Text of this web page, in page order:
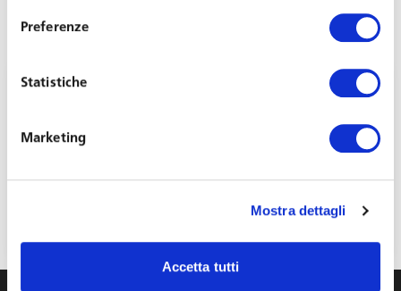
Preferenze
Statistiche
Marketing
Mostra dettagli
Accetta tutti